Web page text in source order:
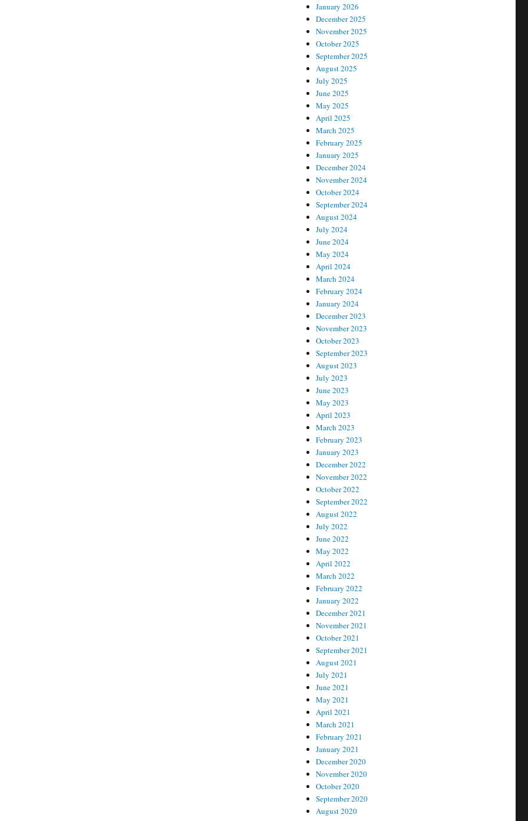
January 2026
December 2025
November 2025
October 2025
September 2025
August 2025
July 2025
June 2025
May 2025
April 2025
March 2025
February 2025
January 2025
December 2024
November 2024
October 2024
September 2024
August 2024
July 2024
June 2024
May 2024
April 2024
March 2024
February 2024
January 2024
December 2023
November 2023
October 2023
September 2023
August 2023
July 2023
June 2023
May 2023
April 2023
March 2023
February 2023
January 2023
December 2022
November 2022
October 2022
September 2022
August 2022
July 2022
June 2022
May 2022
April 2022
March 2022
February 2022
January 2022
December 2021
November 2021
October 2021
September 2021
August 2021
July 2021
June 2021
May 2021
April 2021
March 2021
February 2021
January 2021
December 2020
November 2020
October 2020
September 2020
August 2020